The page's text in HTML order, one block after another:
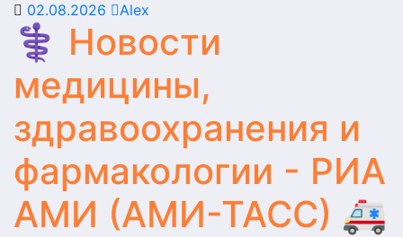
02.08.2026 Alex
⚕️ Новости
медицины,
здравоохранения и
фармакологии - РИА
АМИ (АМИ-ТАСС) 🚑